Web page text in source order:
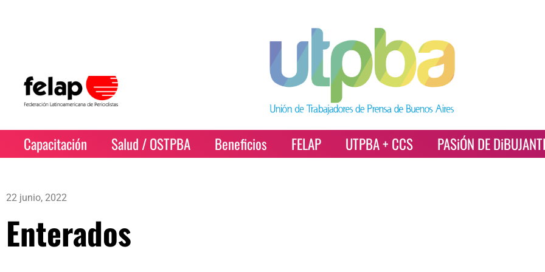
Capacitación Salud / OSTPBA Beneficios FELAP UTPBA + CCS PASiÓN DE
22 junio, 2022
Enterados